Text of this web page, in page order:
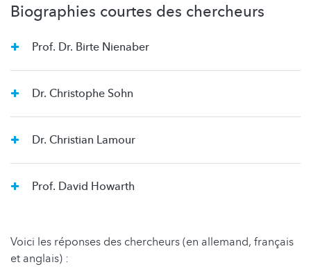
Biographies courtes des chercheurs
Prof. Dr. Birte Nienaber
Dr. Christophe Sohn
Dr. Christian Lamour
Prof. David Howarth
Voici les réponses des chercheurs (en allemand, français
et anglais) :